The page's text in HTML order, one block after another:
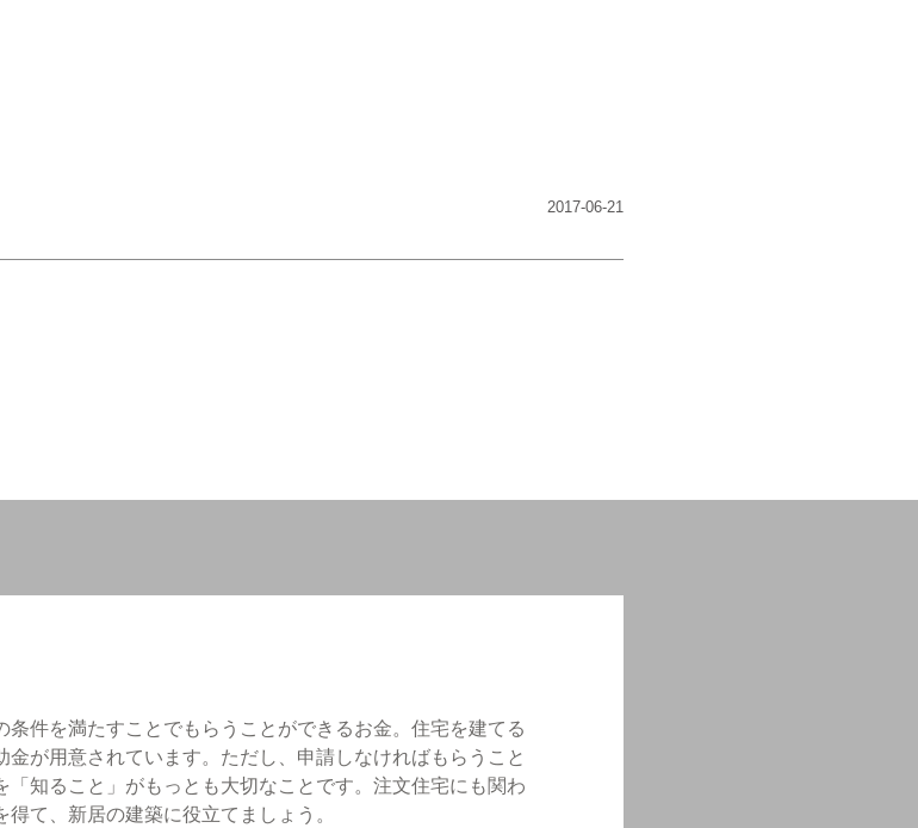
2017-06-21
件を満たすことでもらうことができるお金。住宅を建てる
金が用意されています。ただし、申請しなければもらうこと
「知ること」がもっとも大切なことです。注文住宅にも関わ
て、新居の建築に役立てましょう。